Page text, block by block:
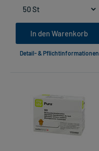
In den Warenkorb
Detail- & Pflichtinformationen